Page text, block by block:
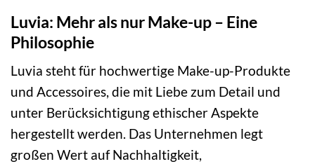
Luvia: Mehr als nur Make-up – Eine
Philosophie
Luvia steht für hochwertige Make-up-Produkte
und Accessoires, die mit Liebe zum Detail und
unter Berücksichtigung ethischer Aspekte
hergestellt werden. Das Unternehmen legt
großen Wert auf Nachhaltigkeit,